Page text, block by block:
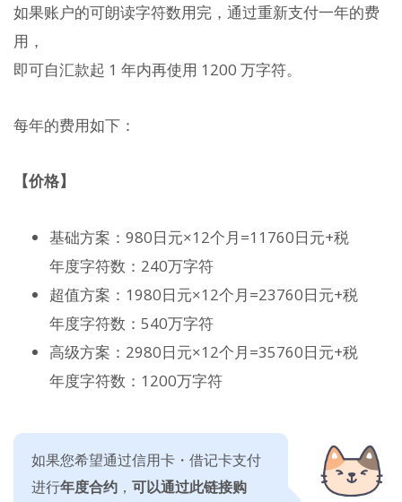
如果账户的可朗读字符数用完，通过重新支付一年的费
用，
即可自汇款起 1 年内再使用 1200 万字符。
每年的费用如下：
【价格】
基础方案：980日元×12个月=11760日元+税
年度字符数：240万字符
超值方案：1980日元×12个月=23760日元+税
年度字符数：540万字符
高级方案：2980日元×12个月=35760日元+税
年度字符数：1200万字符
如果您希望通过信用卡・借记卡支付
进行年度合约 ， 可以通过此链接购